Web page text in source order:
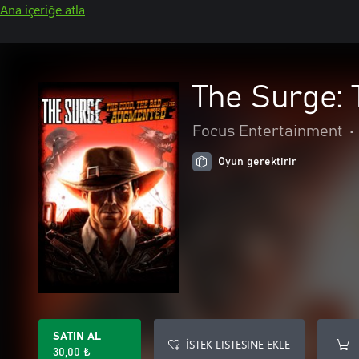
Ana içeriğe atla
The Surge:
Focus Entertainment •
Oyun gerektirir
SATIN AL
30,00 ₺
İSTEK LISTESINE EKLE